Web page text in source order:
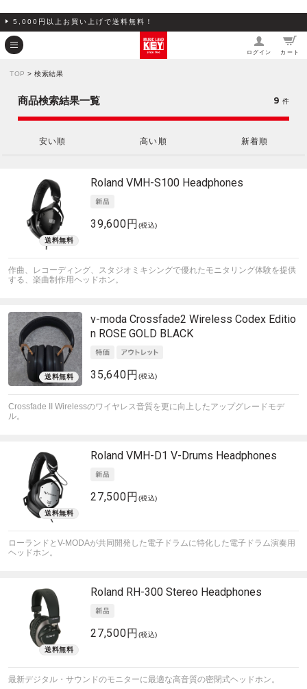
5,000円以上お買い上げで送料無料！
ログイン カート
TOP > 検索結果
安い順 高い順 新着順
商品検索結果一覧 9 件
Roland VMH-S100 Headphones
39,600円 (税込)
作曲、レコーディング、スタジオミキシングで優れたモニタリング体験を提供
する、楽曲制作用ヘッドホン。
v-moda Crossfade2 Wireless Codex Editio
n ROSE GOLD BLACK
35,640円 (税込)
Crossfade II Wirelessのワイヤレス音質を更に向上したアップグレードモデ
ル。
Roland VMH-D1 V-Drums Headphones
27,500円 (税込)
ローランドとV-MODAが共同開発した電子ドラムに特化した電子ドラム演奏用
ヘッドホン。
Roland RH-300 Stereo Headphones
27,500円 (税込)
最新デジタル・サウンドのモニターに最適な高音質の密閉式ヘッドホン。